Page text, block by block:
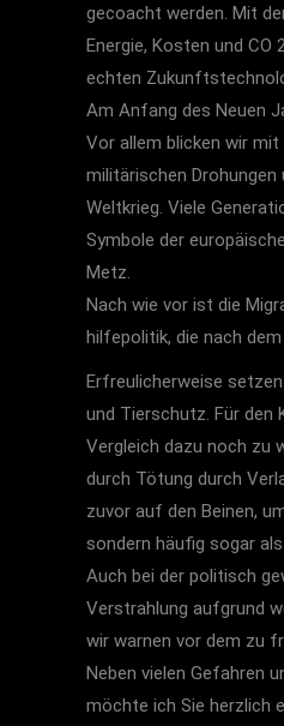
gecoacht werden. Mit
Energie, Kosten und
echten
Am Anfang des Neuen
Vor allem blicken wir
militärischen
Weltkrieg. Viele
Symbole der
Metz.
Nach wie vor ist die
hilfepolitik, die nach
Erfreulicherweise
und Tierschutz. Für den
Vergleich dazu noch zu
durch Tötung durch
zuvor auf den Beinen,
sondern häufig sogar
Auch bei der politisch
Verstrahlung aufgrund
wir warnen vor dem zu
Neben vielen Gefahren
möchte ich Sie herzlich